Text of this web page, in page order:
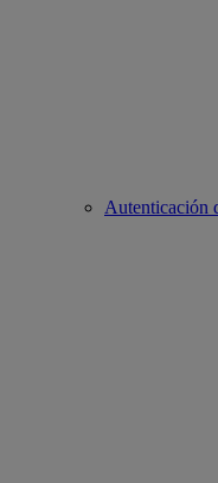
Autenticación